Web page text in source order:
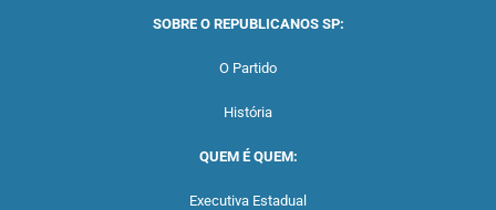
SOBRE O REPUBLICANOS SP:
O Partido
História
QUEM É QUEM:
Executiva Estadual